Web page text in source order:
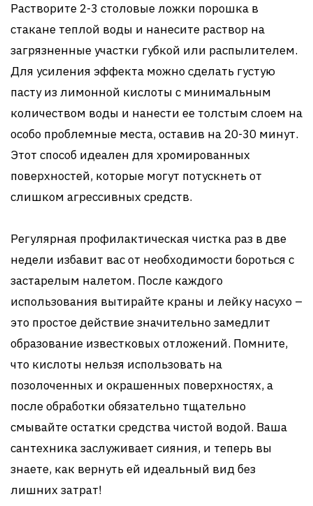
Растворите 2-3 столовые ложки порошка в
стакане теплой воды и нанесите раствор на
загрязненные участки губкой или распылителем.
Для усиления эффекта можно сделать густую
пасту из лимонной кислоты с минимальным
количеством воды и нанести ее толстым слоем на
особо проблемные места, оставив на 20-30 минут.
Этот способ идеален для хромированных
поверхностей, которые могут потускнеть от
слишком агрессивных средств.
Регулярная профилактическая чистка раз в две
недели избавит вас от необходимости бороться с
застарелым налетом. После каждого
использования вытирайте краны и лейку насухо –
это простое действие значительно замедлит
образование известковых отложений. Помните,
что кислоты нельзя использовать на
позолоченных и окрашенных поверхностях, а
после обработки обязательно тщательно
смывайте остатки средства чистой водой. Ваша
сантехника заслуживает сияния, и теперь вы
знаете, как вернуть ей идеальный вид без
лишних затрат!